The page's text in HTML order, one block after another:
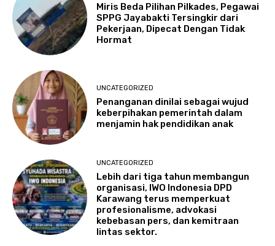
Miris Beda Pilihan Pilkades, Pegawai
SPPG Jayabakti Tersingkir dari
Pekerjaan, Dipecat Dengan Tidak
Hormat
UNCATEGORIZED
Penanganan dinilai sebagai wujud
keberpihakan pemerintah dalam
menjamin hak pendidikan anak
UNCATEGORIZED
Lebih dari tiga tahun membangun
organisasi, IWO Indonesia DPD
Karawang terus memperkuat
profesionalisme, advokasi
kebebasan pers, dan kemitraan
lintas sektor.